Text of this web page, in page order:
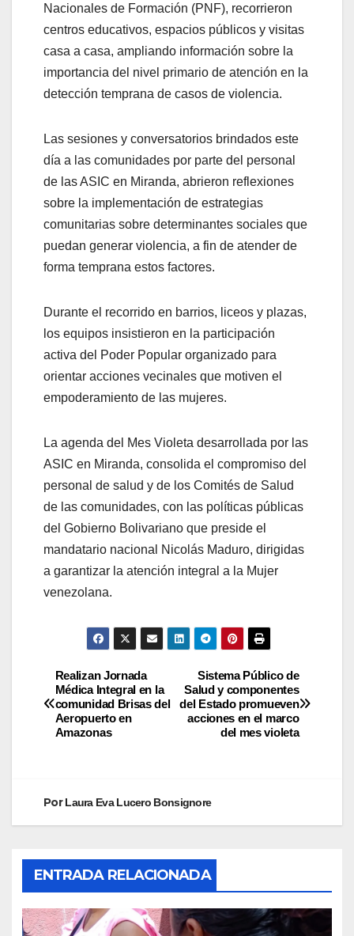
Nacionales de Formación (PNF), recorrieron
centros educativos, espacios públicos y visitas
casa a casa, ampliando información sobre la
importancia del nivel primario de atención en la
detección temprana de casos de violencia.
Las sesiones y conversatorios brindados este
día a las comunidades por parte del personal
de las ASIC en Miranda, abrieron reflexiones
sobre la implementación de estrategias
comunitarias sobre determinantes sociales que
puedan generar violencia, a fin de atender de
forma temprana estos factores.
Durante el recorrido en barrios, liceos y plazas,
los equipos insistieron en la participación
activa del Poder Popular organizado para
orientar acciones vecinales que motiven el
empoderamiento de las mujeres.
La agenda del Mes Violeta desarrollada por las
ASIC en Miranda, consolida el compromiso del
personal de salud y de los Comités de Salud
de las comunidades, con las políticas públicas
del Gobierno Bolivariano que preside el
mandatario nacional Nicolás Maduro, dirigidas
a garantizar la atención integral a la Mujer
venezolana.
Sistema Público de
Salud y componentes
del Estado promueven
acciones en el marco
del mes violeta
Realizan Jornada
Médica Integral en la
comunidad Brisas del
Aeropuerto en
Amazonas
PorLaura Eva Lucero Bonsignore
ENTRADA RELACIONADA